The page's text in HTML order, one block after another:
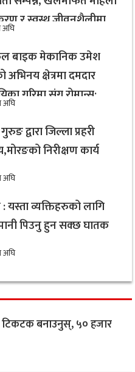
र स्वस्थ जीवनशैलीमा
अघि
बाइक मेकानिक उमेश
अभिनय क्षेत्रमा दमदार
गरिमा संग रोमान्स:
।
अघि
द्वारा जिल्ला प्रहरी
निरीक्षण कार्य
अघि
यस्ता व्यक्तिहरुको लागि
पिउनु हुन सक्छ घातक
अघि
टिकटक बनाउनुस्, ५० हजार